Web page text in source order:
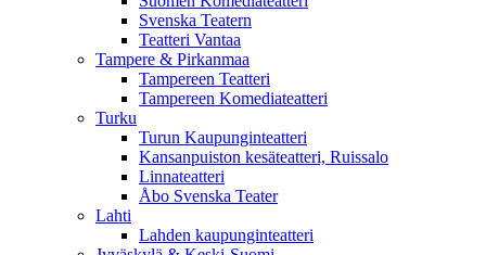
Svenska Teatern
Teatteri Vantaa
Tampere & Pirkanmaa
Tampereen Teatteri
Tampereen Komediateatteri
Turku
Turun Kaupunginteatteri
Kansanpuiston kesäteatteri, Ruissalo
Linnateatteri
Åbo Svenska Teater
Lahti
Lahden kaupunginteatteri